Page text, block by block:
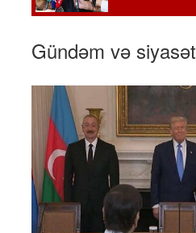
Gündəm və siyasət